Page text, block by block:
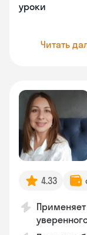
уроки
Читать
4.33